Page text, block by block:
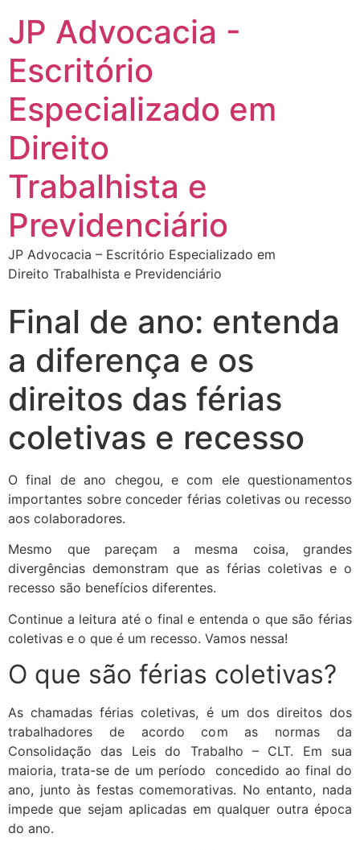
JP Advocacia -
Escritório
Especializado em
Direito
Trabalhista e
Previdenciário
JP Advocacia – Escritório Especializado em
Direito Trabalhista e Previdenciário
Final de ano: entenda
a diferença e os
direitos das férias
coletivas e recesso
O final de ano chegou, e com ele questionamentos
importantes sobre conceder férias coletivas ou recesso
aos colaboradores.
Mesmo que pareçam a mesma coisa, grandes
divergências demonstram que as férias coletivas e o
recesso são benefícios diferentes.
Continue a leitura até o final e entenda o que são férias
coletivas e o que é um recesso. Vamos nessa!
O que são férias coletivas?
As chamadas férias coletivas, é um dos direitos dos
trabalhadores de acordo com as normas da
Consolidação das Leis do Trabalho – CLT. Em sua
maioria, trata-se de um período concedido ao final do
ano, junto às festas comemorativas. No entanto, nada
impede que sejam aplicadas em qualquer outra época
do ano.